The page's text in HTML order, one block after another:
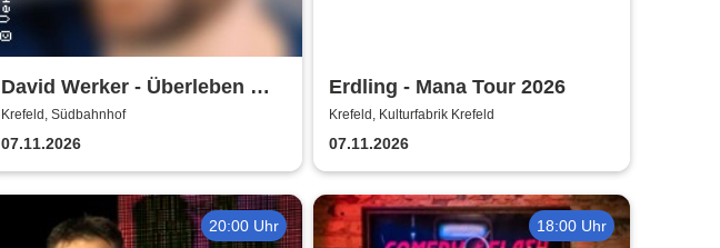
David Werker - Überleben mit
40 - Langsam gewöhn' ich
mich an mich!
Krefeld, Südbahnhof
07.11.2026
Erdling - Mana Tour 2026
Krefeld, Kulturfabrik Krefeld
07.11.2026
20:00 Uhr 18:00 Uhr